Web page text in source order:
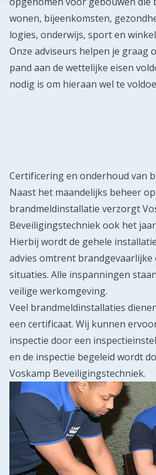
wonen, bijeenkomsten,
logies, onderwijs, sport en
Onze adviseurs helpen je graag
pand aan de wettelijke eisen
nodig is om hieraan wel te
Certificering en onderhoud van
Naast het maandelijks beheer
brandmeldinstallatie verzorgt
Beveiligingstechniek ook het
Hierbij wordt de gehele
advies omtrent
situaties. Alle inspanningen
veilige werkomgeving.
Veel brandmeldinstallaties
een certificaat. Wij kunnen
inspectie door een
en de inspectie begeleid wordt
Voskamp Beveiligingstechniek.